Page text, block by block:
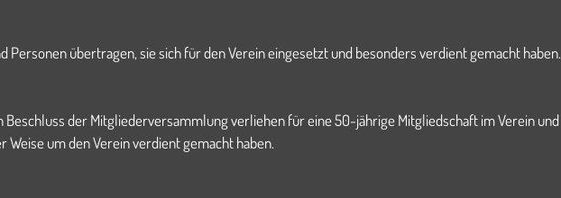
Personen übertragen, sie sich für den Verein eingesetzt und besonders verdient gemacht haben.
der Mitgliederversammlung verliehen für eine 50-jährige Mitgliedschaft im Verein und
Weise um den Verein verdient gemacht haben.